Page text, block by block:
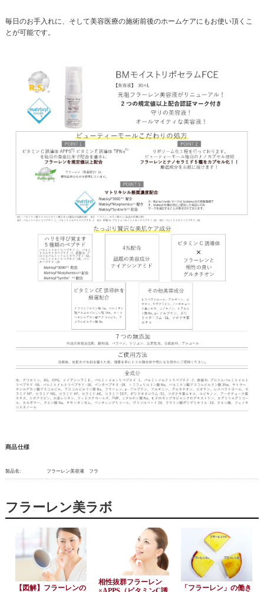
毎日のお手入れに、そして美容医療の施術前後のホームケアにもお使い頂くこ
とが可能です。
商品仕様
製品名: フラーレン美容液 フラ
フラーレン美ラボ
【図解】フラーレンの
相性抜群フラーレン
「フラーレン」の働き